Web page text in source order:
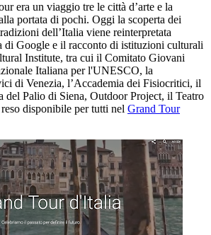
era un viaggio tre le città d’arte e la
portata di pochi. Oggi la scoperta dei
dell’Italia viene reinterpretata
di Google e il racconto di istituzioni culturali
Institute, tra cui il Comitato Giovani
Italiana per l'UNESCO, la
di Venezia, l’Accademia dei Fisiocritici, il
del Palio di Siena, Outdoor Project, il Teatro
disponibile per tutti nel Grand Tour